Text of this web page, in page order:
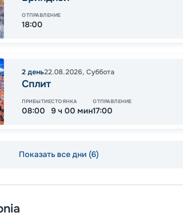
ОТПРАВЛЕНИЕ
18:00
2 день22.08.2026, Суббота
Сплит
ПРИБЫТИЕ
08:00
СТОЯНКА
9 ч 00 мин
ОТПРАВЛЕНИЕ
17:00
Показать все дни (6)